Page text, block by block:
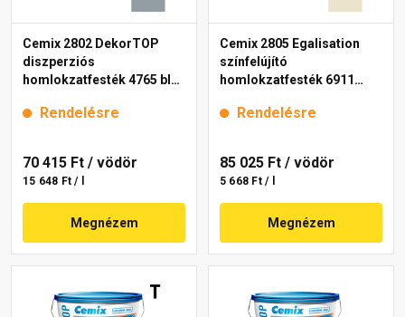
Cemix 2802 DekorTOP
diszperziós
homlokzatfesték 4765 blue
Rendelésre
70 415 Ft / vödör
15 648 Ft / l
Megnézem
Cemix 2805 Egalisation
színfelújító
homlokzatfesték 6911
Rendelésre
85 025 Ft / vödör
5 668 Ft / l
Megnézem